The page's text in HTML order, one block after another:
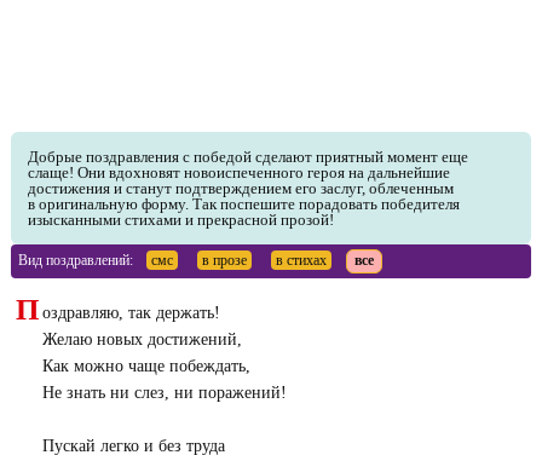
Добрые поздравления с победой сделают приятный момент еще
слаще! Они вдохновят новоиспеченного героя на дальнейшие
достижения и станут подтверждением его заслуг, облеченным
в оригинальную форму. Так поспешите порадовать победителя
изысканными стихами и прекрасной прозой!
Вид поздравлений: смс в прозе в стихах все
П оздравляю, так держать!
Желаю новых достижений,
Как можно чаще побеждать,
Не знать ни слез, ни поражений!
Пускай легко и без труда